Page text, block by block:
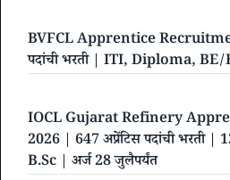
BVFCL Apprentice
पदांची भरती | ITI, Diploma, BE/
IOCL Gujarat Refinery
2026 | 647 अप्रेंटिस पदांची भरती
B.Sc | अर्ज 28 जुलैपर्यंत